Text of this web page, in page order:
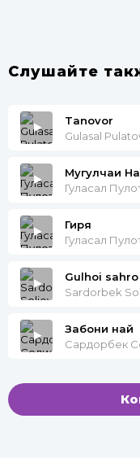
Слушайте
Tanovor
Gulasal
Мугулчаи
Гуласал
Гиря
Гуласал
Gulhoi sahro
Sardorbek
Забони най
Сардорбек